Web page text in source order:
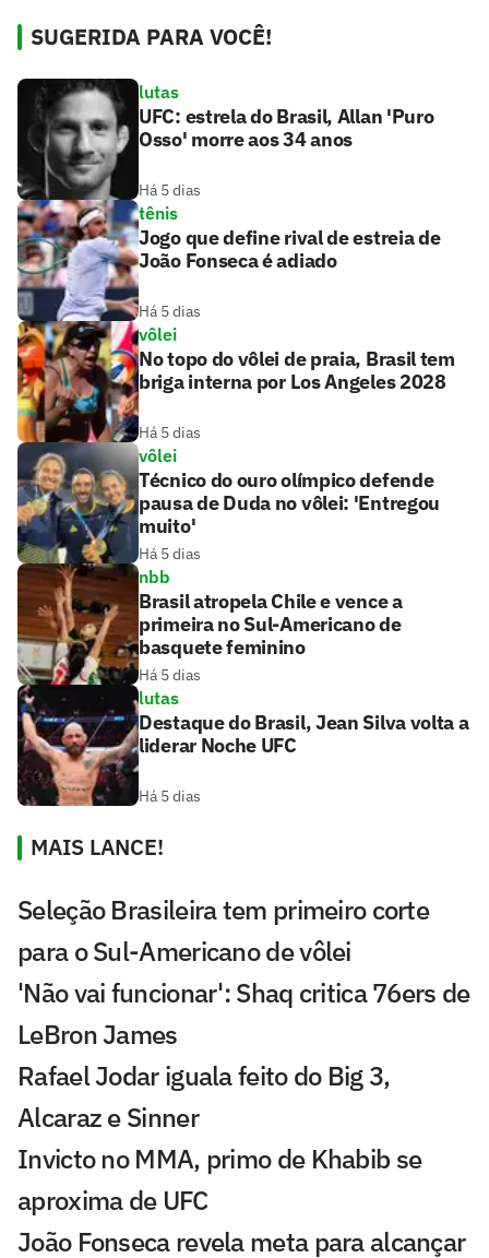
SUGERIDA PARA VOCÊ!
lutas
UFC: estrela do Brasil, Allan 'Puro
Osso' morre aos 34 anos
Há 5 dias
tênis
Jogo que define rival de estreia de
João Fonseca é adiado
Há 5 dias
vôlei
No topo do vôlei de praia, Brasil tem
briga interna por Los Angeles 2028
Há 5 dias
vôlei
Técnico do ouro olímpico defende
pausa de Duda no vôlei: 'Entregou
muito'
Há 5 dias
nbb
Brasil atropela Chile e vence a
primeira no Sul-Americano de
basquete feminino
Há 5 dias
lutas
Destaque do Brasil, Jean Silva volta a
liderar Noche UFC
Há 5 dias
MAIS LANCE!
Seleção Brasileira tem primeiro corte
para o Sul-Americano de vôlei
'Não vai funcionar': Shaq critica 76ers de
LeBron James
Rafael Jodar iguala feito do Big 3,
Alcaraz e Sinner
Invicto no MMA, primo de Khabib se
aproxima de UFC
João Fonseca revela meta para alcançar